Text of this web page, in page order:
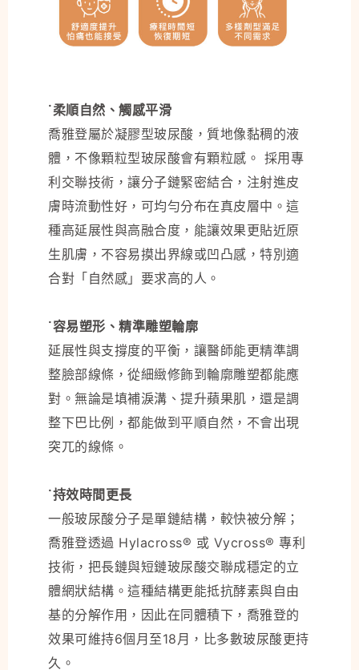
˙柔順自然、觸感平滑
喬雅登屬於凝膠型玻尿酸，質地像黏稠的液
體，不像顆粒型玻尿酸會有顆粒感。 採用專
利交聯技術，讓分子鏈緊密結合，注射進皮
膚時流動性好，可均勻分布在真皮層中。這
種高延展性與高融合度，能讓效果更貼近原
生肌膚，不容易摸出界線或凹凸感，特別適
合對「自然感」要求高的人。
˙容易塑形、精準雕塑輪廓
延展性與支撐度的平衡，讓醫師能更精準調
整臉部線條，從細緻修飾到輪廓雕塑都能應
對。無論是填補淚溝、提升蘋果肌，還是調
整下巴比例，都能做到平順自然，不會出現
突兀的線條。
˙持效時間更長
一般玻尿酸分子是單鏈結構，較快被分解；
喬雅登透過 Hylacross® 或 Vycross® 專利
技術，把長鏈與短鏈玻尿酸交聯成穩定的立
體網狀結構。這種結構更能抵抗酵素與自由
基的分解作用，因此在同體積下，喬雅登的
效果可維持6個月至18月，比多數玻尿酸更持
久。